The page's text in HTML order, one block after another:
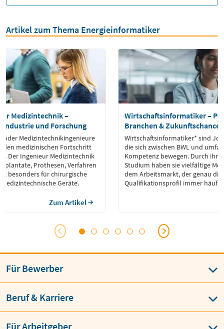
Artikel zum Thema Energieinformatiker
Medizintechnik –
Industrie und Forschung
oder Medizintechnikingenieure
den medizinischen Fortschritt
Der Ingenieur Medizintechnik
Prothesen, Verfahren
besonders für chirurgische
Geräte.
Zum Artikel
Wirtschaftsinformatiker –
Branchen & Zukunftschancen
Wirtschaftsinformatiker* sind
die sich zwischen BWL und
Kompetenz bewegen. Durch ihr
Studium haben sie vielfältige
dem Arbeitsmarkt, der genau
Qualifikationsprofil immer
Für Bewerber
Beruf & Karriere
Für Arbeitgeber